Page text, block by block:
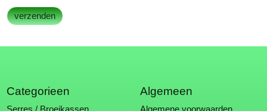
Categorieen
Serres / Broeikassen
Algemeen
Algemene voorwaarden